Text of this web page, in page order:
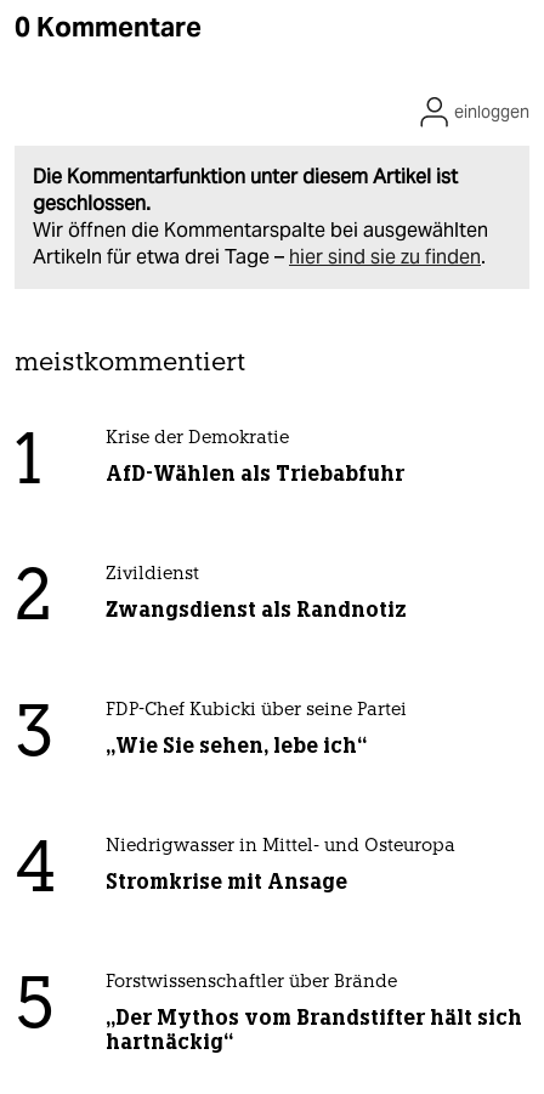
0 Kommentare
Die Kommentarfunktion unter diesem Artikel ist
geschlossen.
Wir öffnen die Kommentarspalte bei ausgewählten
Artikeln für etwa drei Tage – hier sind sie zu finden.
einloggen
meistkommentiert
1 Krise der Demokratie
AfD-Wählen als Triebabfuhr
2 Zivildienst
Zwangsdienst als Randnotiz
3 FDP-Chef Kubicki über seine Partei
„Wie Sie sehen, lebe ich“
4 Niedrigwasser in Mittel- und Osteuropa
Stromkrise mit Ansage
5 Forstwissenschaftler über Brände
„Der Mythos vom Brandstifter hält sich
hartnäckig“